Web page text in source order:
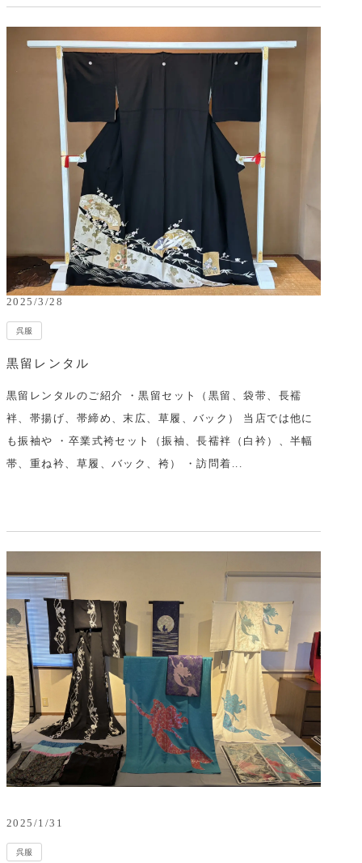
2025/3/28
呉服
黒留レンタル
黒留レンタルのご紹介 ・黒留セット（黒留、袋带、長襦
袢、帯揚げ、帯締め、末広、草履、バック） 当店では他に
も振袖や ・卒業式袴セット（振袖、長襦袢（白衿）、半幅
帯、重ね衿、草履、バック、袴） ・訪問着...
2025/1/31
呉服